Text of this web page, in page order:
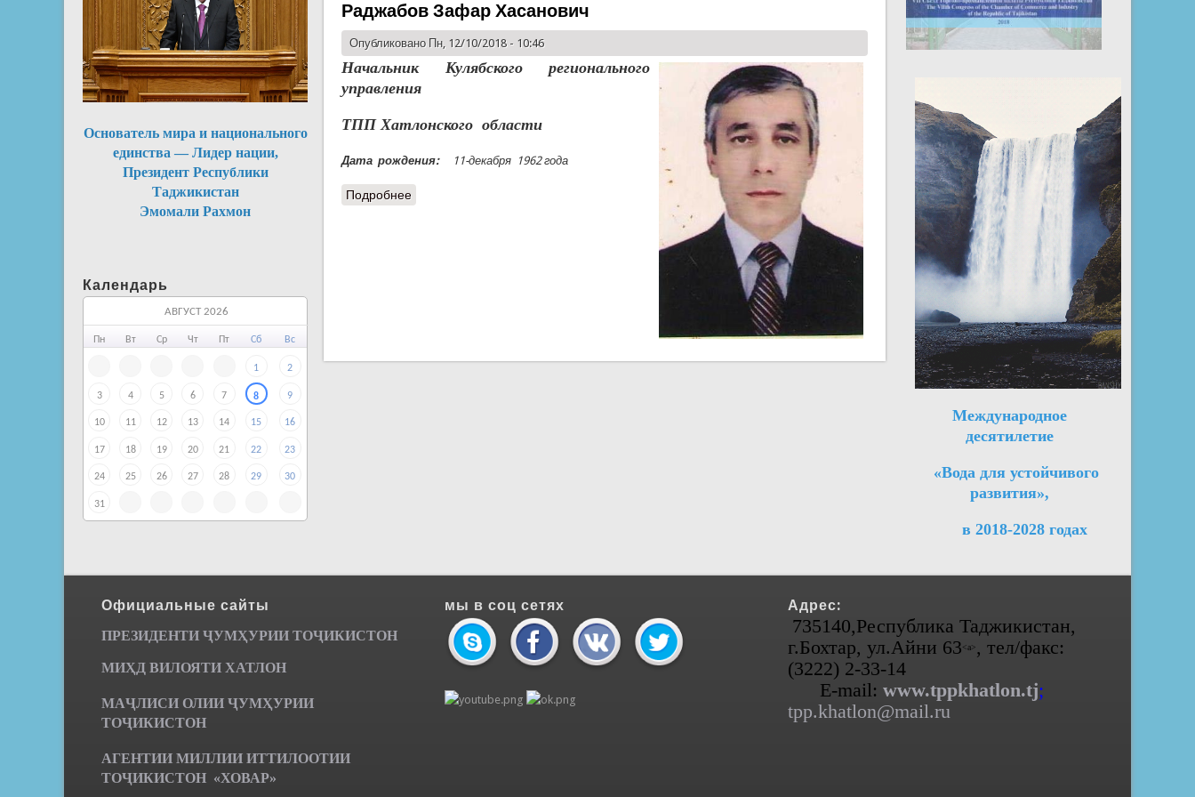
Раджабов Зафар Хасанович
Опубликовано Пн, 12/10/2018 - 10:46
Начальник Кулябского регионального
управления
ТПП Хатлонского области
Дата рождения:11-декабря 1962 года
Подробнее
Основатель мира и национального
единства — Лидер нации,
Президент Республики
Таджикистан
Эмомали Рахмон
Календарь
Пн Вт Ср Чт Пт Сб Вс
1 2
3 4 5 6 7 8 9
10 11 12 13 14 15 16
17 18 19 20 21 22 23
24 25 26 27 28 29 30
31
АВГУСТ 2026
Международное
десятилетие
«Вода для устойчивого
развития»,
в 2018-2028 годах
Официальные сайты
ПРЕЗИДЕНТИ ҶУМҲУРИИ ТОҶИКИСТОН
МИҲД ВИЛОЯТИ ХАТЛОН
МАҶЛИСИ ОЛИИ ҶУМҲУРИИ
ТОҶИКИСТОН
АГЕНТИИ МИЛЛИИ ИТТИЛООТИИ
ТОҶИКИСТОН «ХОВАР»
мы в соц сетях Адрес:
735140,Республика Таджикистан,
г.Бохтар, ул.Айни 63<а>, тел/факс:
(3222) 2-33-14
E-mail:www.tppkhatlon.tj;
tpp.khatlon@mail.ru